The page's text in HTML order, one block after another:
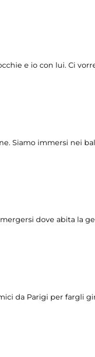
e io con lui. Ci
Siamo immersi nei
dove abita la
da Parigi per fargli